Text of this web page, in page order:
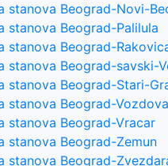
stanova Beograd-Novi-
stanova Beograd-Palilula
stanova Beograd-
stanova Beograd-savski-
stanova Beograd-Stari-
stanova Beograd-
stanova Beograd-Vracar
stanova Beograd-Zemun
stanova Beograd-